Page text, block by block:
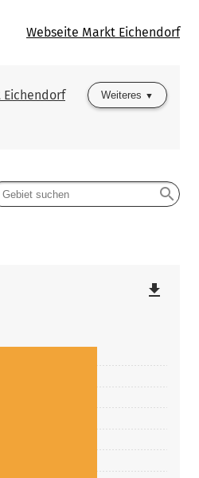
Webseite Markt Eichendorf
Eichendorf Weiteres
search
file_download